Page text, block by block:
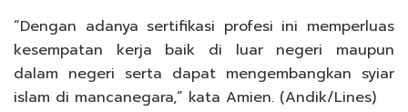
“Dengan adanya sertifikasi profesi ini memperluas
kesempatan kerja baik di luar negeri maupun
dalam negeri serta dapat mengembangkan syiar
islam di mancanegara,” kata Amien. (Andik/Lines)